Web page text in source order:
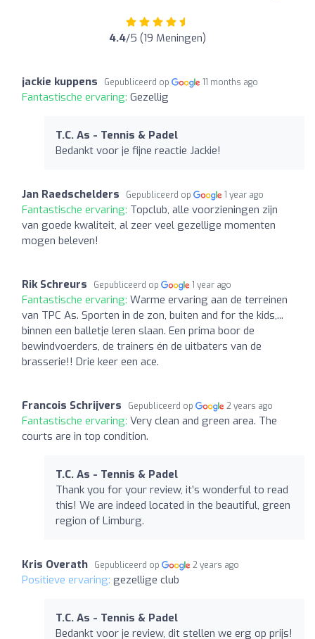
4.4/5 (19 Meningen)
jackie kuppens Gepubliceerd op 11 months ago
Fantastische ervaring: Gezellig
T.C. As - Tennis & Padel
Bedankt voor je fijne reactie Jackie!
Jan Raedschelders Gepubliceerd op 1 year ago
Fantastische ervaring: Topclub, alle voorzieningen zijn
van goede kwaliteit, al zeer veel gezellige momenten
mogen beleven!
Rik Schreurs Gepubliceerd op 1 year ago
Fantastische ervaring: Warme ervaring aan de terreinen
van TPC As. Sporten in de zon, buiten and for the kids,...
binnen een balletje leren slaan. Een prima boor de
bewindvoerders, de trainers én de uitbaters van de
brasserie!! Drie keer een ace.
Francois Schrijvers Gepubliceerd op 2 years ago
Fantastische ervaring: Very clean and green area. The
courts are in top condition.
T.C. As - Tennis & Padel
Thank you for your review, it’s wonderful to read
this! We are indeed located in the beautiful, green
region of Limburg.
Kris Overath Gepubliceerd op 2 years ago
Positieve ervaring: gezellige club
T.C. As - Tennis & Padel
Bedankt voor je review, dit stellen we erg op prijs!